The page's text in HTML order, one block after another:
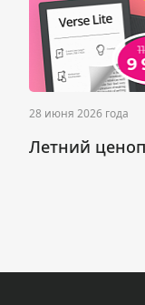
28 июня 2026 года
Летний